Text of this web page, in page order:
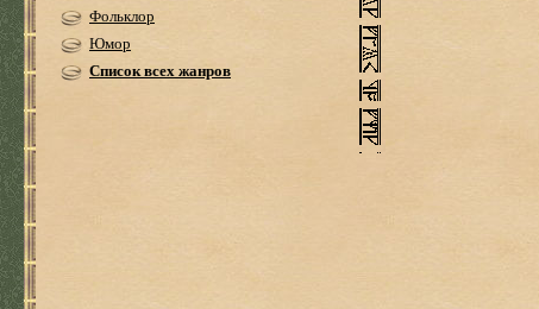
Фольклор
Юмор
Список всех жанров